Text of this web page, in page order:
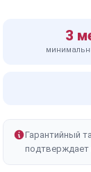
3
Гарантийный
подтверждает